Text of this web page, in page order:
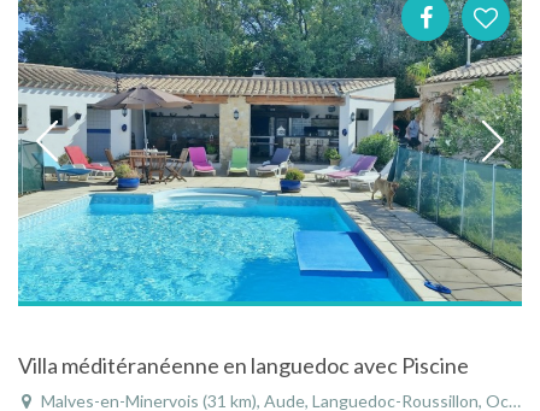
Villa méditéranéenne en languedoc avec Piscine
Malves-en-Minervois (31 km), Aude, Languedoc-Roussillon, Occitanie, France